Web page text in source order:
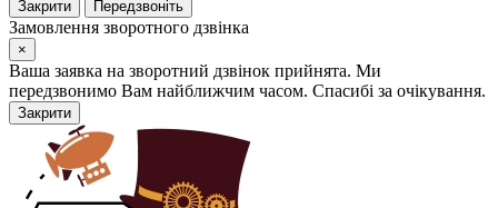
Закрити Передзвоніть
Замовлення зворотного дзвінка
×
Ваша заявка на зворотний дзвінок прийнята. Ми
передзвонимо Вам найближчим часом. Спасибі за очікування.
Закрити